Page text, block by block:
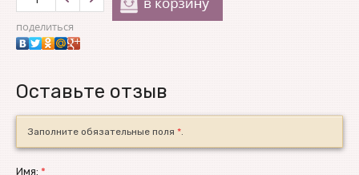
поделиться
Оставьте отзыв
Заполните обязательные поля *.
Имя: *